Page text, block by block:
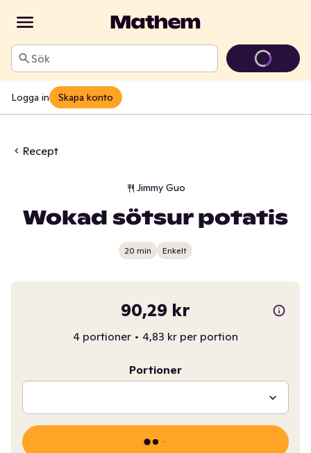
Sök
Logga in Skapa konto
Recept
Jimmy Guo
Wokad sötsur potatis
20 min Enkelt
90,29 kr
4 portioner • 4,83 kr per portion
Portioner